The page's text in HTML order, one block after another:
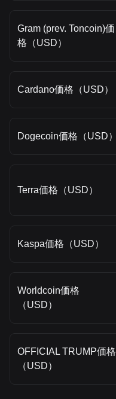
Gram (prev. Toncoin)価
格（USD）
Cardano価格（USD）
Dogecoin価格（USD）
Terra価格（USD）
Kaspa価格（USD）
Worldcoin価格
（USD）
OFFICIAL TRUMP価格
（USD）